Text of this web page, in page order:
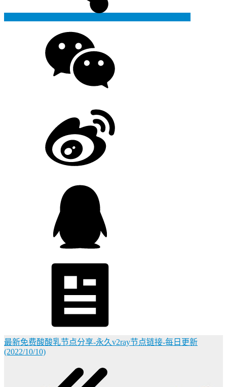
最新免费酸酸乳节点分享-永久v2ray节点链接-每日更新
(2022/10/10)